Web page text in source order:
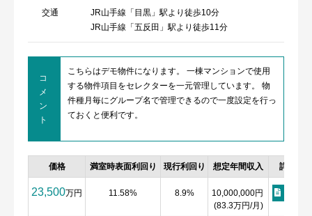
交通
JR山手線「目黒」駅より徒歩10分
JR山手線「五反田」駅より徒歩11分
コ
メ
ン
ト
こちらはデモ物件になります。 一棟マンションで使用
する物件項目をセレクターを一元管理しています。 物
件種月毎にグループ名で管理できるので一度設定を行っ
ておくと便利です。
価格 満室時表面利回り 現行利回り 想定年間収入 詳細
23,500万円 11.58% 8.9%
10,000,000円
(83.3万円/月)